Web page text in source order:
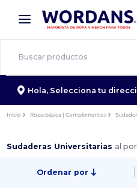
× App de Wordans
¡Mejores precios en app!
Hola, Selecciona tu
Inicio Ropa básica | Complementos
Sudaderas Universitarias al
Ordenar por